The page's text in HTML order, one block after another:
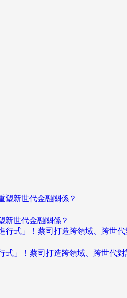
新世代金融關係？
」！蔡司打造跨領域、跨世代